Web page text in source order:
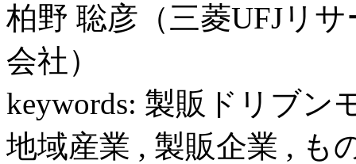
柏野 聡彦（三菱UFJリ
会社）
keywords: 製販ドリブン
地域産業 , 製販企業 , も